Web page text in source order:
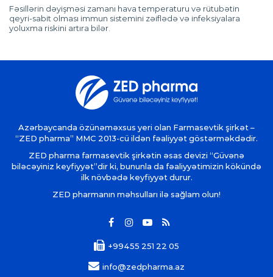
Fəsillərin dəyişməsi zamanı hava temperaturu və rütubətin
qeyri-sabit olması immun sistemini zəiflədə və infeksiyalara
yoluxma riskini artıra bilər.
Azərbaycanda özünəməxsus yeri olan Farmasevtik şirkət –
“ZED pharma” MMC 2013-cü ildən fəaliyyət göstərməkdədir.
ZED pharma farmasevtik şirkətin əsas devizi “Güvənə
biləcəyiniz keyfiyyət”dir ki, bununla da fəaliyyətimizin kökündə
ilk növbədə keyfiyyət durur.
ZED pharmanın məhsulları ilə sağlam olun!
+99455 251 22 05
info@zedpharma.az